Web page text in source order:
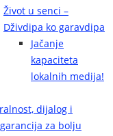
Život u senci –
Dživdipa ko garavdipa
Jačanje
kapaciteta
lokalnih medija!
dijalog i
za bolju